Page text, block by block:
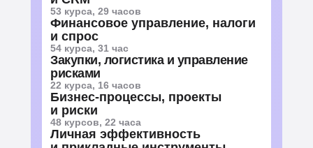
53 курса, 29 часов
Финансовое управление, налоги
и спрос
54 курса, 31 час
Закупки, логистика и управление
рисками
22 курса, 16 часов
Бизнес-процессы, проекты
и риски
48 курсов, 22 часа
Личная эффективность